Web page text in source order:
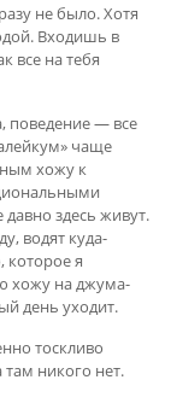
не было. Хотя
Входишь в
все на тебя
поведение — все
чаще
хожу к
здесь живут.
водят куда-
которое я
хожу на джума-
день уходит.
тоскливо
никого нет.